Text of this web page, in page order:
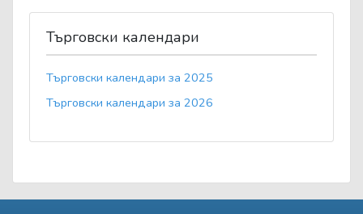
Търговски календари
Търговски календари за 2025
Търговски календари за 2026